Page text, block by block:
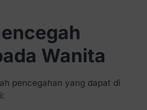
Wanita
pencegahan yang dapat di